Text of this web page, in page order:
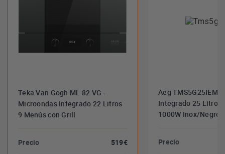
Teka Van Gogh ML 82 VG -
Microondas Integrado 22 Litros
9 Menús con Grill
Precio 519€
Aeg TMS5G25IEM
Integrado 25 Litros
1000W Inox/Negro
Precio